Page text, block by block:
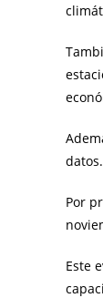
datos.
Por
Este